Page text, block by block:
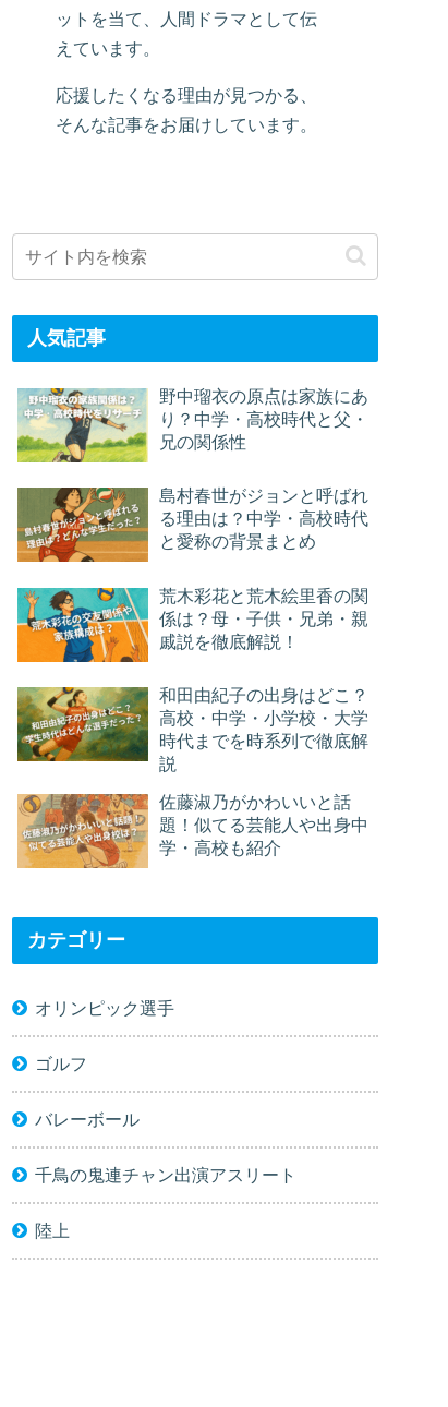
ットを当て、人間ドラマとして伝
えています。
応援したくなる理由が見つかる、
そんな記事をお届けしています。
人気記事
野中瑠衣の原点は家族にあ
り？中学・高校時代と父・
兄の関係性
島村春世がジョンと呼ばれ
る理由は？中学・高校時代
と愛称の背景まとめ
荒木彩花と荒木絵里香の関
係は？母・子供・兄弟・親
戚説を徹底解説！
和田由紀子の出身はどこ？
高校・中学・小学校・大学
時代までを時系列で徹底解
説
佐藤淑乃がかわいいと話
題！似てる芸能人や出身中
学・高校も紹介
カテゴリー
オリンピック選手
ゴルフ
バレーボール
千鳥の鬼連チャン出演アスリート
陸上